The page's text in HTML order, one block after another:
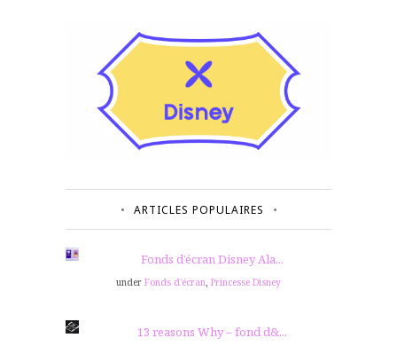
ARTICLES POPULAIRES
Fonds d’écran Disney Ala...
under Fonds d'écran, Princesse Disney
13 reasons Why – fond d&...